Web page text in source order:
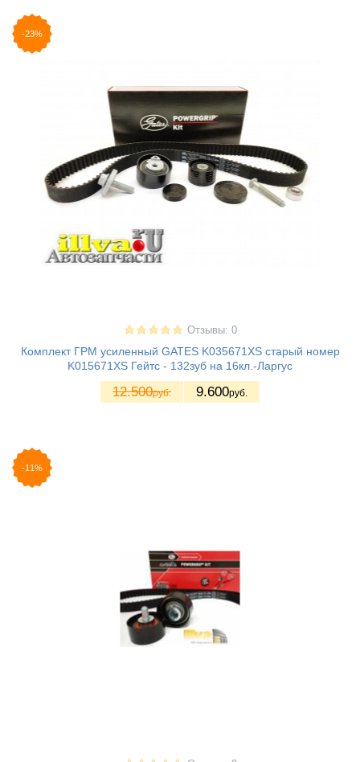
-23%
Отзывы: 0
Комплект ГРМ усиленный GATES K035671XS старый номер
K015671XS Гейтс - 132зуб на 16кл.-Ларгус
12.500руб. 9.600руб.
-11%